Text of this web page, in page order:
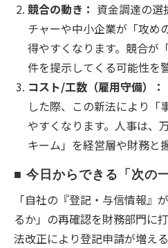
競合の動き： 資金調達の選
チャーや中小企業が「攻め
得やすくなります。競合が
件を提示してくる可能性を
コスト/工数（雇用守備）：
した際、この新法により「
やすくなります。人事は、
キーム」を経営層や財務と
■ 今日からできる「次の一
「自社の『登記・与信情報』
るか」の再確認を財務部門に
法改正により登記申請が増え